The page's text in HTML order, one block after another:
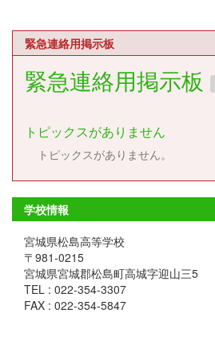
緊急連絡用掲示板
緊急連絡用掲示板
トピックスがありません
トピックスがありません。
学校情報
宮城県松島高等学校
〒981-0215
宮城県宮城郡松島町高城字迎山三5
TEL : 022-354-3307
FAX : 022-354-5847